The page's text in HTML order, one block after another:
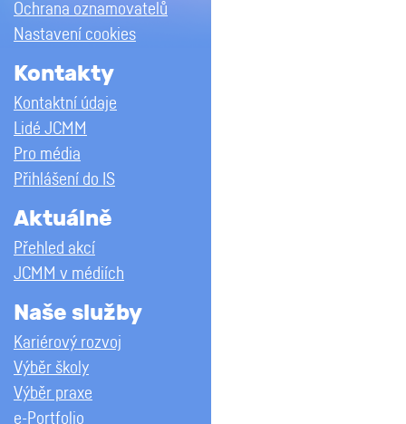
Ochrana oznamovatelů
Nastavení cookies
Kontakty
Kontaktní údaje
Lidé JCMM
Pro média
Přihlášení do IS
Aktuálně
Přehled akcí
JCMM v médiích
Naše služby
Kariérový rozvoj
Výběr školy
Výběr praxe
e-Portfolio